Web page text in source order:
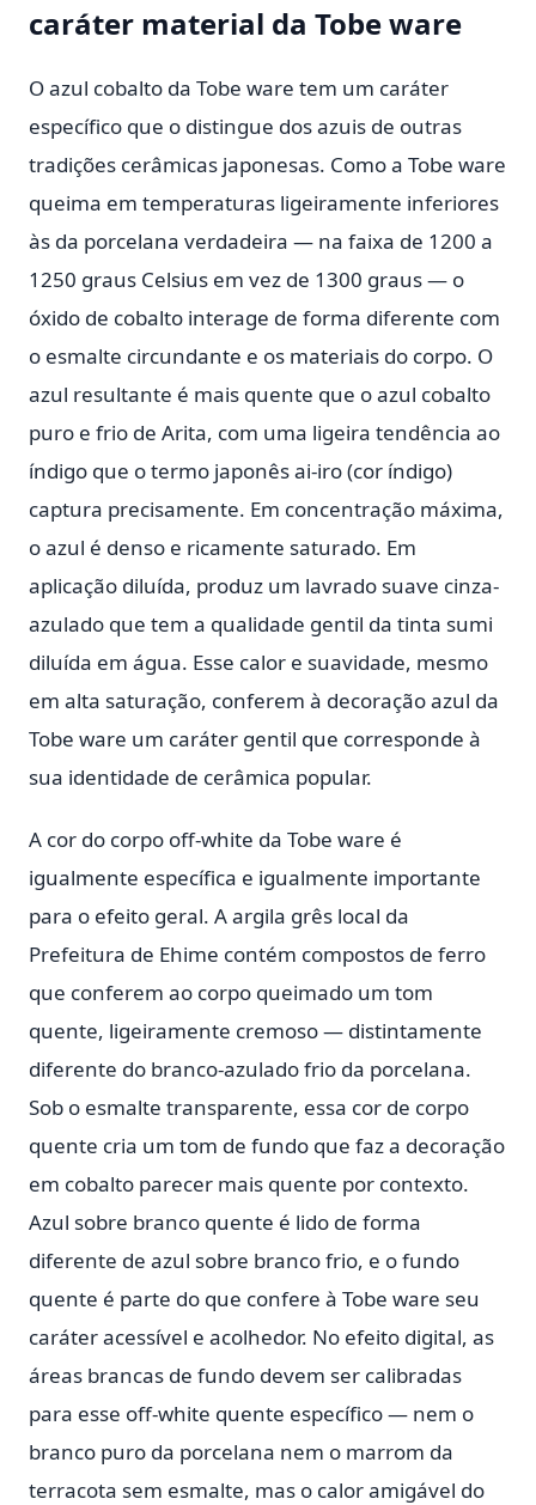
caráter material da Tobe ware
O azul cobalto da Tobe ware tem um caráter
específico que o distingue dos azuis de outras
tradições cerâmicas japonesas. Como a Tobe ware
queima em temperaturas ligeiramente inferiores
às da porcelana verdadeira — na faixa de 1200 a
1250 graus Celsius em vez de 1300 graus — o
óxido de cobalto interage de forma diferente com
o esmalte circundante e os materiais do corpo. O
azul resultante é mais quente que o azul cobalto
puro e frio de Arita, com uma ligeira tendência ao
índigo que o termo japonês ai-iro (cor índigo)
captura precisamente. Em concentração máxima,
o azul é denso e ricamente saturado. Em
aplicação diluída, produz um lavrado suave cinza-
azulado que tem a qualidade gentil da tinta sumi
diluída em água. Esse calor e suavidade, mesmo
em alta saturação, conferem à decoração azul da
Tobe ware um caráter gentil que corresponde à
sua identidade de cerâmica popular.
A cor do corpo off-white da Tobe ware é
igualmente específica e igualmente importante
para o efeito geral. A argila grês local da
Prefeitura de Ehime contém compostos de ferro
que conferem ao corpo queimado um tom
quente, ligeiramente cremoso — distintamente
diferente do branco-azulado frio da porcelana.
Sob o esmalte transparente, essa cor de corpo
quente cria um tom de fundo que faz a decoração
em cobalto parecer mais quente por contexto.
Azul sobre branco quente é lido de forma
diferente de azul sobre branco frio, e o fundo
quente é parte do que confere à Tobe ware seu
caráter acessível e acolhedor. No efeito digital, as
áreas brancas de fundo devem ser calibradas
para esse off-white quente específico — nem o
branco puro da porcelana nem o marrom da
terracota sem esmalte, mas o calor amigável do